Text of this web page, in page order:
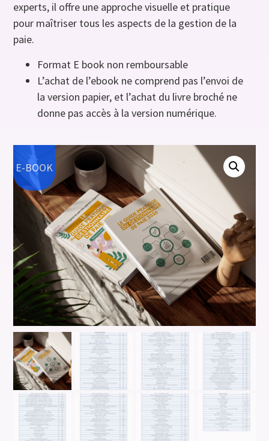
experts, il offre une approche visuelle et pratique
pour maîtriser tous les aspects de la gestion de la
paie.
Format E book non remboursable
L’achat de l’ebook ne comprend pas l’envoi de
la version papier, et l’achat du livre broché ne
donne pas accès à la version numérique.
E-BOOK